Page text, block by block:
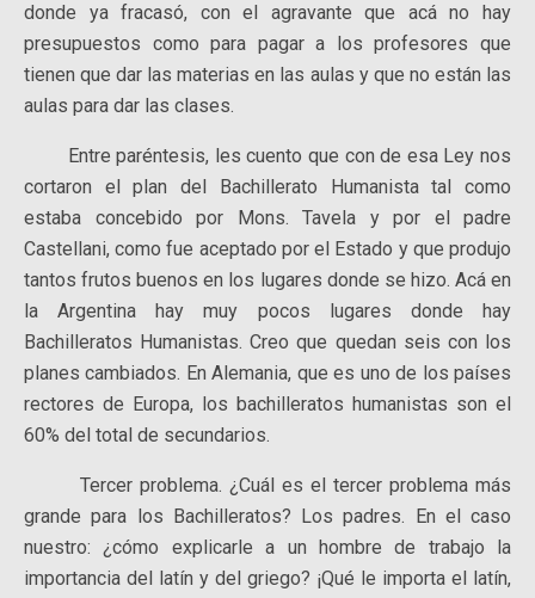
donde ya fracasó, con el agravante que acá no hay
presupuestos como para pagar a los profesores que
tienen que dar las materias en las aulas y que no están las
aulas para dar las clases.
Entre paréntesis, les cuento que con de esa Ley nos
cortaron el plan del Bachillerato Humanista tal como
estaba concebido por Mons. Tavela y por el padre
Castellani, como fue aceptado por el Estado y que produjo
tantos frutos buenos en los lugares donde se hizo. Acá en
la Argentina hay muy pocos lugares donde hay
Bachilleratos Humanistas. Creo que quedan seis con los
planes cambiados. En Alemania, que es uno de los países
rectores de Europa, los bachilleratos humanistas son el
60% del total de secundarios.
Tercer problema. ¿Cuál es el tercer problema más
grande para los Bachilleratos? Los padres. En el caso
nuestro: ¿cómo explicarle a un hombre de trabajo la
importancia del latín y del griego? ¡Qué le importa el latín,